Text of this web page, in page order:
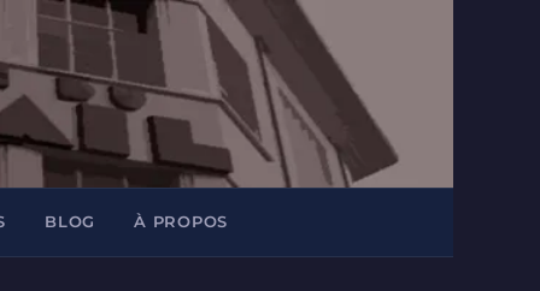
BLOG À PROPOS